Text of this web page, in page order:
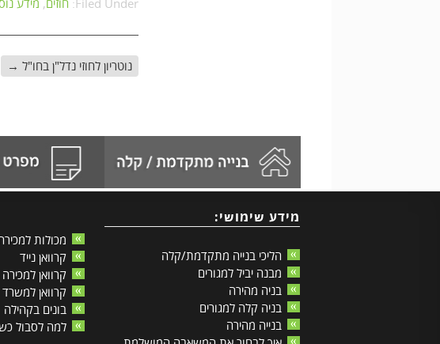
Filed Under: חוזים, מידע
נוטריון לחוזי נדל"ן בחו"ל →
מידע שימושי:
הליכי בנייה מתקדמת/קלה
מבנה יביל למגורים
בניה מהירה
בניה קלה למגורים
בנייה מהירה
מכולות
קרוואן נייד
קרוואן למכירה
קרוואן למשרד
בונים בקהילה
למה לסבול